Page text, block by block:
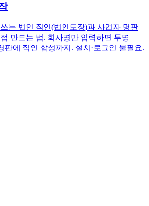
는 법인 직인(법인도장)과 사업자 명판
만드는 법. 회사명만 입력하면 투명
판에 직인 합성까지. 설치·로그인 불필요.